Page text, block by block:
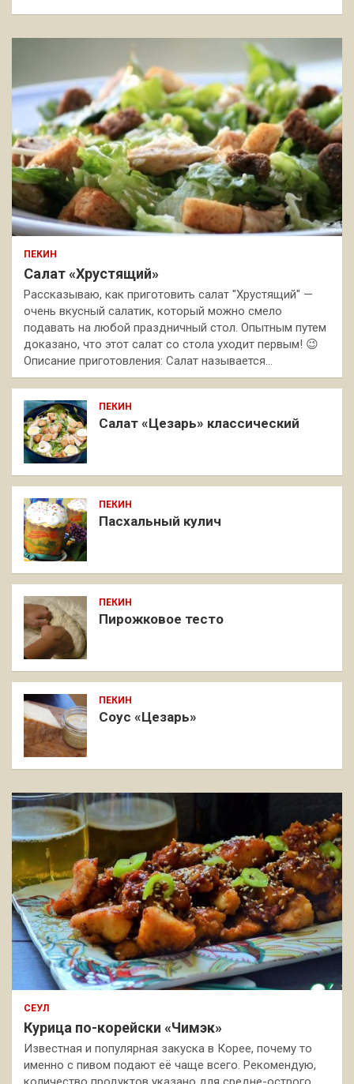
ПЕКИН
Салат «Хрустящий»
Рассказываю, как приготовить салат "Хрустящий" —
очень вкусный салатик, который можно смело
подавать на любой праздничный стол. Опытным путем
доказано, что этот салат со стола уходит первым! 😉
Описание приготовления: Салат называется…
ПЕКИН
Салат «Цезарь» классический
ПЕКИН
Пасхальный кулич
ПЕКИН
Пирожковое тесто
ПЕКИН
Соус «Цезарь»
СЕУЛ
Курица по-корейски «Чимэк»
Известная и популярная закуска в Корее, почему то
именно с пивом подают её чаще всего. Рекомендую,